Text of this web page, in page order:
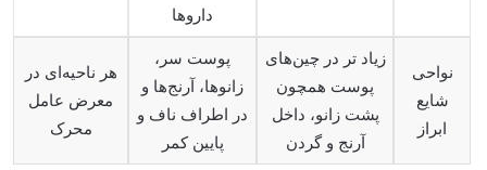
داروها
نواحی
شایع
ابراز
زیاد تر در چین‌های
پوست همچون
پشت زانو، داخل
آرنج و گردن
پوست سر،
زانوها، آرنج‌ها و
در اطراف ناف و
پایین کمر
هر ناحیه‌ای در
معرض عامل
محرک